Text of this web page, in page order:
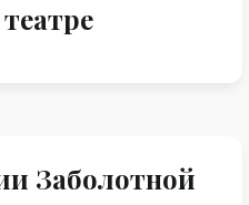
Заболотной